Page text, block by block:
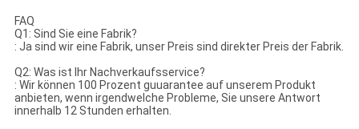
FAQ
Q1: Sind Sie eine Fabrik?
: Ja sind wir eine Fabrik, unser Preis sind direkter Preis der Fabrik.
Q2: Was ist Ihr Nachverkaufsservice?
: Wir können 100 Prozent guuarantee auf unserem Produkt
anbieten, wenn irgendwelche Probleme, Sie unsere Antwort
innerhalb 12 Stunden erhalten.